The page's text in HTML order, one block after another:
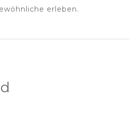
erleben.